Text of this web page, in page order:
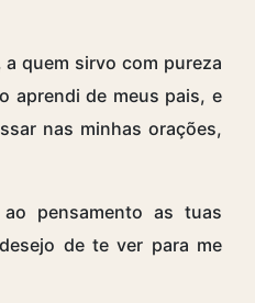
quem sirvo com pureza
aprendi de meus pais, e
nas minhas orações,
pensamento as tuas
de te ver para me